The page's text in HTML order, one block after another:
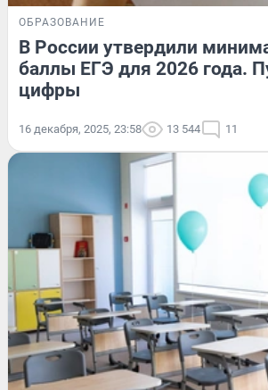
ОБРАЗОВАНИЕ
В России утвердили
баллы ЕГЭ для 2026 года.
цифры
16 декабря, 2025, 23:58 13 544 11